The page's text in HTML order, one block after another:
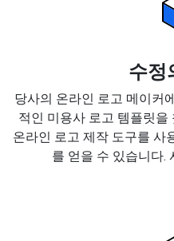
수정
당사의 온라인 로고 메이커
적인 미용사 로고 템플릿을
온라인 로고 제작 도구를 사
를 얻을 수 있습니다.